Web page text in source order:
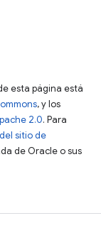
esta página está
, y los
2.0. Para
sitio de
de Oracle o sus